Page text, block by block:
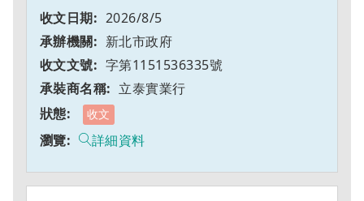
2026/8/5
新北市政府
字第1151536335號
立泰實業行
收文
詳細資料